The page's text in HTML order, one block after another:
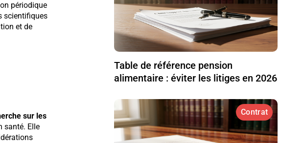
périodique
scientifiques
et de
sur les
santé. Elle
Table de référence pension
alimentaire : éviter les litiges en 2026
Contrat